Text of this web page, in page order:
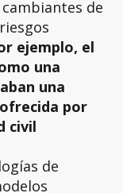
de
ejemplo, el
una
una
por
civil
de